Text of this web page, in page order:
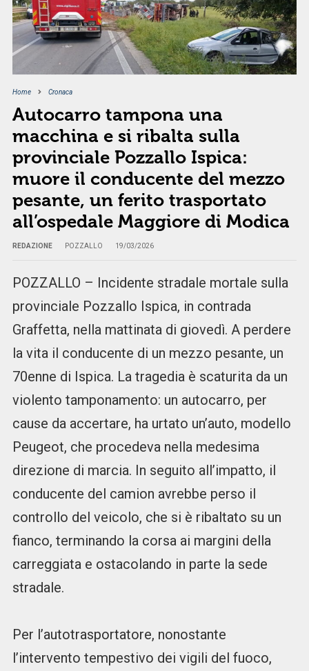
Home Cronaca
Autocarro tampona una
macchina e si ribalta sulla
provinciale Pozzallo Ispica:
muore il conducente del mezzo
pesante, un ferito trasportato
all’ospedale Maggiore di Modica
REDAZIONE POZZALLO 19/03/2026
POZZALLO – Incidente stradale mortale sulla
provinciale Pozzallo Ispica, in contrada
Graffetta, nella mattinata di giovedì. A perdere
la vita il conducente di un mezzo pesante, un
70enne di Ispica. La tragedia è scaturita da un
violento tamponamento: un autocarro, per
cause da accertare, ha urtato un’auto, modello
Peugeot, che procedeva nella medesima
direzione di marcia. In seguito all’impatto, il
conducente del camion avrebbe perso il
controllo del veicolo, che si è ribaltato su un
fianco, terminando la corsa ai margini della
carreggiata e ostacolando in parte la sede
stradale.
Per l’autotrasportatore, nonostante
l’intervento tempestivo dei vigili del fuoco,